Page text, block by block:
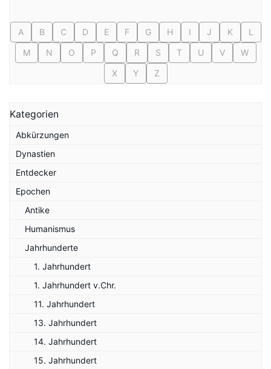
A B C D E F G H I J K
L
M
N O P Q R S T U V
W
X
Y Z
Kategorien
Abkürzungen
Dynastien
Entdecker
Epochen
Antike
Humanismus
Jahrhunderte
1. Jahrhundert
1. Jahrhundert v.Chr.
11. Jahrhundert
13. Jahrhundert
14. Jahrhundert
15. Jahrhundert